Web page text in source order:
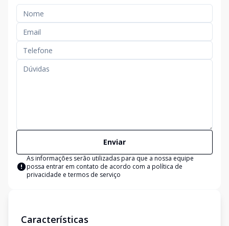
Enviar
As informações serão utilizadas para que a nossa equipe
possa entrar em contato de acordo com a política de
privacidade e termos de serviço
Características